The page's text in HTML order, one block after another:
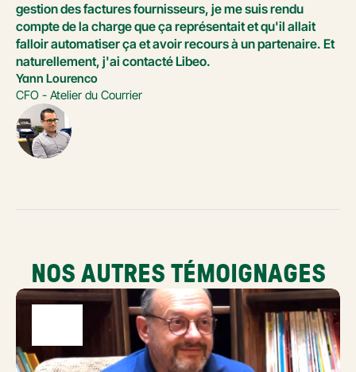
gestion des factures fournisseurs, je me suis rendu
compte de la charge que ça représentait et qu'il allait
falloir automatiser ça et avoir recours à un partenaire. Et
naturellement, j'ai contacté Libeo.
Yann Lourenco
CFO - Atelier du Courrier
NOS AUTRES TÉMOIGNAGES